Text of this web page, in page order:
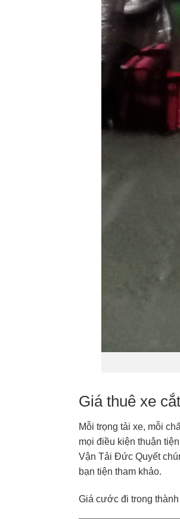
Giá thuê xe
Mỗi trọng tải xe, mỗi
mọi điều kiện thuận
Vận Tải Đức Quyết
bạn tiện tham khảo.
Giá cước đi trong